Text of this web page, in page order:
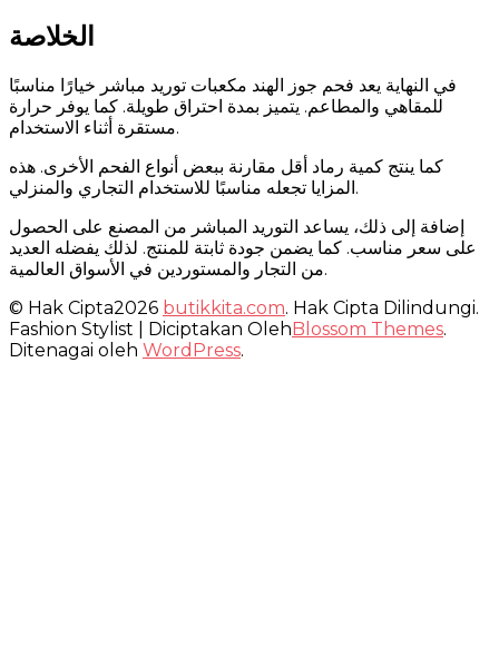
الخلاصة
في النهاية يعد فحم جوز الهند مكعبات توريد مباشر خيارًا مناسبًا
للمقاهي والمطاعم. يتميز بمدة احتراق طويلة. كما يوفر حرارة
مستقرة أثناء الاستخدام.
كما ينتج كمية رماد أقل مقارنة ببعض أنواع الفحم الأخرى. هذه
المزايا تجعله مناسبًا للاستخدام التجاري والمنزلي.
إضافة إلى ذلك، يساعد التوريد المباشر من المصنع على الحصول
على سعر مناسب. كما يضمن جودة ثابتة للمنتج. لذلك يفضله العديد
من التجار والمستوردين في الأسواق العالمية.
© Hak Cipta2026 butikkita.com. Hak Cipta Dilindungi.
Fashion Stylist | Diciptakan OlehBlossom Themes.
Ditenagai oleh WordPress.